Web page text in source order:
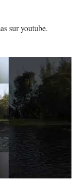
sur youtube.